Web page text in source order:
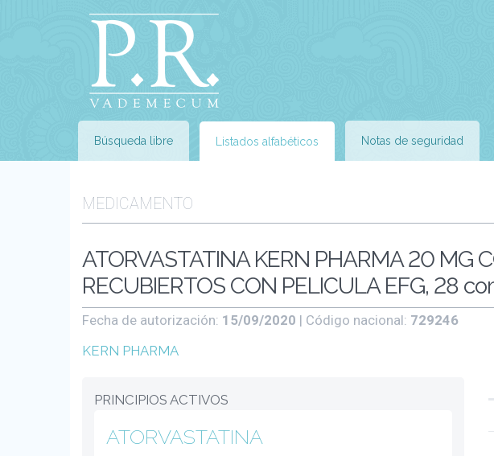
Búsqueda libre Listados alfabéticos Notas de seguridad
MEDICAMENTO
ATORVASTATINA KERN PHARMA 20 MG
RECUBIERTOS CON PELICULA EFG, 28
Fecha de autorización: 15/09/2020 | Código nacional: 729246
KERN PHARMA
PRINCIPIOS ACTIVOS
ATORVASTATINA